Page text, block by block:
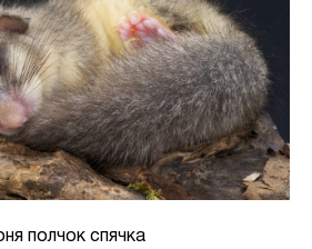
полчок спячка